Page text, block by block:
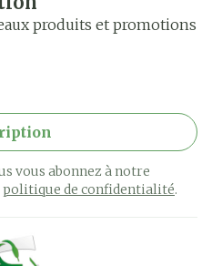
produits et promotions
vous abonnez à notre
politique de confidentialité.